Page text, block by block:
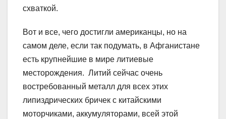
схваткой.
Вот и все, чего достигли американцы, но на
самом деле, если так подумать, в Афганистане
есть крупнейшие в мире литиевые
месторождения. Литий сейчас очень
востребованный металл для всех этих
липиздрических бричек с китайскими
моторчиками, аккумуляторами, всей этой